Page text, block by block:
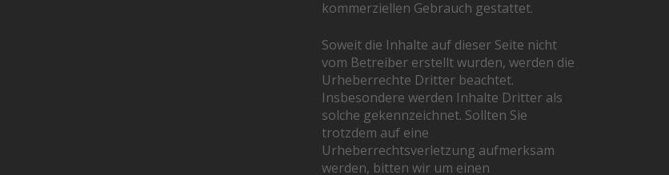
kommerziellen Gebrauch gestattet.
Soweit die Inhalte auf dieser Seite nicht
vom Betreiber erstellt wurden, werden die
Urheberrechte Dritter beachtet.
Insbesondere werden Inhalte Dritter als
solche gekennzeichnet. Sollten Sie
trotzdem auf eine
Urheberrechtsverletzung aufmerksam
werden, bitten wir um einen